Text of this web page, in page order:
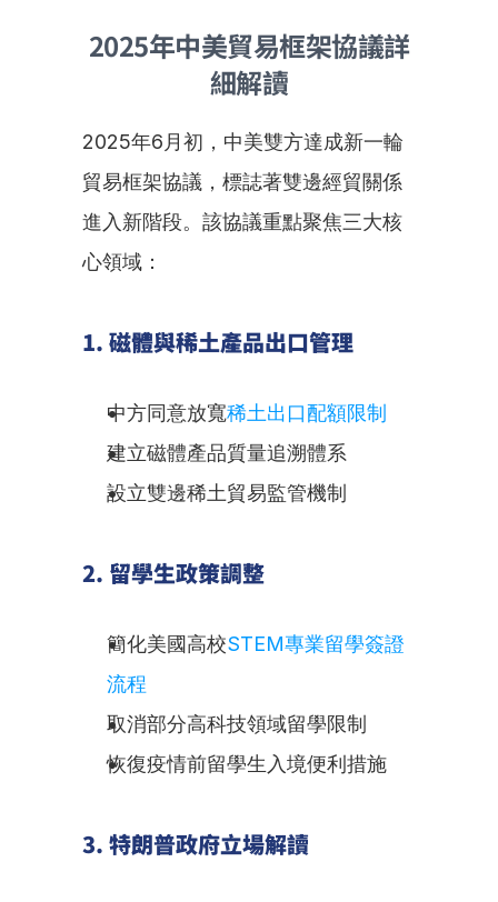
2025年中美貿易框架協議詳
細解讀
2025年6月初，中美雙方達成新一輪
貿易框架協議，標誌著雙邊經貿關係
進入新階段。該協議重點聚焦三大核
心領域：
1. 磁體與稀土產品出口管理
中方同意放寬稀土出口配額限制
建立磁體產品質量追溯體系
設立雙邊稀土貿易監管機制
2. 留學生政策調整
簡化美國高校STEM專業留學簽證
流程
取消部分高科技領域留學限制
恢復疫情前留學生入境便利措施
3. 特朗普政府立場解讀